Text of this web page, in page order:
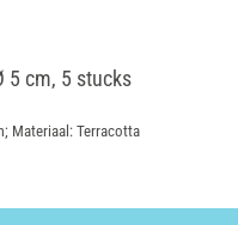
5 cm, 5 stucks
Materiaal: Terracotta